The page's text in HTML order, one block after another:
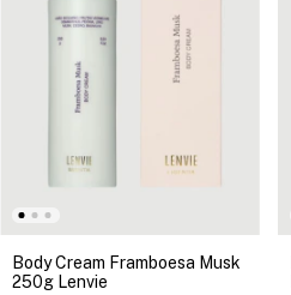
Body Cream Framboesa Musk
250g Lenvie